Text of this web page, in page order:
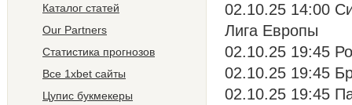
Каталог статей
Our Partners
Статистика прогнозов
Все 1xbet сайты
Цупис букмекеры
02.10.25 14:00
Лига Европы
02.10.25 19:45
02.10.25 19:45
02.10.25 19:45